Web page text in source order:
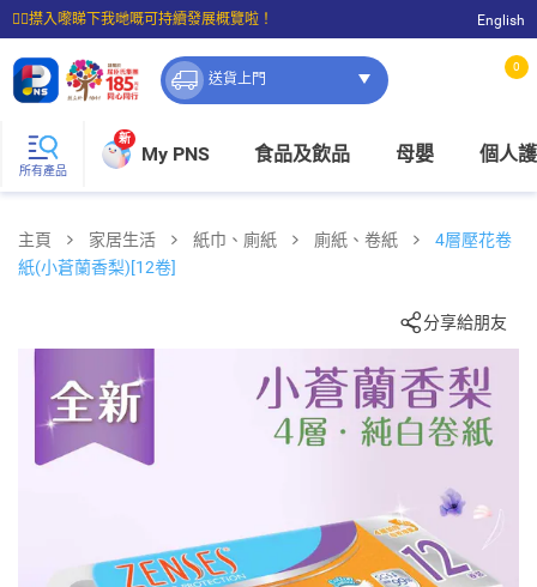
☝🏼㩒入嚟睇下我哋嘅可持續發展概覽啦！
⭐購物滿$399即享免費送貨；滿$100即可免費店取。
English
送貨上門
0
所有產品
新
My PNS 食品及飲品 母嬰 個人
主頁 家居生活 紙巾、廁紙 廁紙、卷紙
4層壓花卷
紙(小蒼蘭香梨)[12卷]
分享給朋友